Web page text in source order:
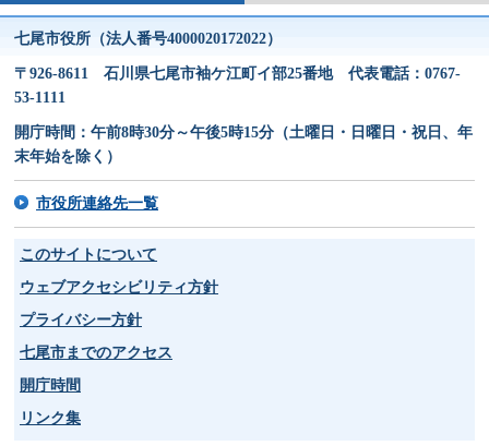
七尾市役所（法人番号4000020172022）
〒926-8611 石川県七尾市袖ケ江町イ部25番地 代表電話：0767-
53-1111
開庁時間：午前8時30分～午後5時15分（土曜日・日曜日・祝日、年
末年始を除く）
市役所連絡先一覧
このサイトについて
ウェブアクセシビリティ方針
プライバシー方針
七尾市までのアクセス
開庁時間
リンク集